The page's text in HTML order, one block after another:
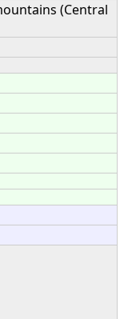
(Central